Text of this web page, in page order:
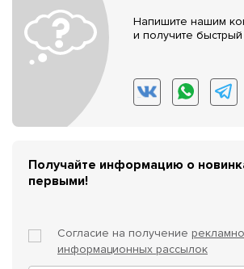
Напишите нашим
и получите быстрый
Получайте информацию о
первыми!
Согласие на получение
информационных рассылок